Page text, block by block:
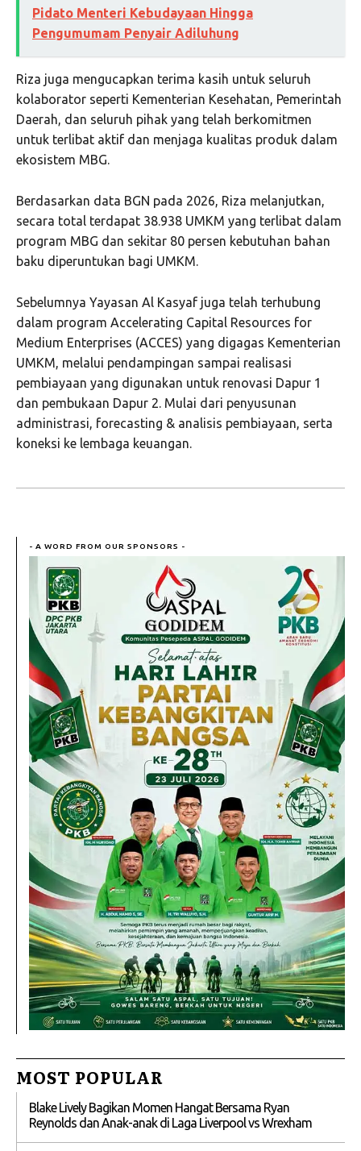
Pidato Menteri Kebudayaan Hingga
Pengumumam Penyair Adiluhung
Riza juga mengucapkan terima kasih untuk seluruh
kolaborator seperti Kementerian Kesehatan, Pemerintah
Daerah, dan seluruh pihak yang telah berkomitmen
untuk terlibat aktif dan menjaga kualitas produk dalam
ekosistem MBG.
Berdasarkan data BGN pada 2026, Riza melanjutkan,
secara total terdapat 38.938 UMKM yang terlibat dalam
program MBG dan sekitar 80 persen kebutuhan bahan
baku diperuntukan bagi UMKM.
Sebelumnya Yayasan Al Kasyaf juga telah terhubung
dalam program Accelerating Capital Resources for
Medium Enterprises (ACCES) yang digagas Kementerian
UMKM, melalui pendampingan sampai realisasi
pembiayaan yang digunakan untuk renovasi Dapur 1
dan pembukaan Dapur 2. Mulai dari penyusunan
administrasi, forecasting & analisis pembiayaan, serta
koneksi ke lembaga keuangan.
- A WORD FROM OUR SPONSORS -
MOST POPULAR
Blake Lively Bagikan Momen Hangat Bersama Ryan
Reynolds dan Anak-anak di Laga Liverpool vs Wrexham